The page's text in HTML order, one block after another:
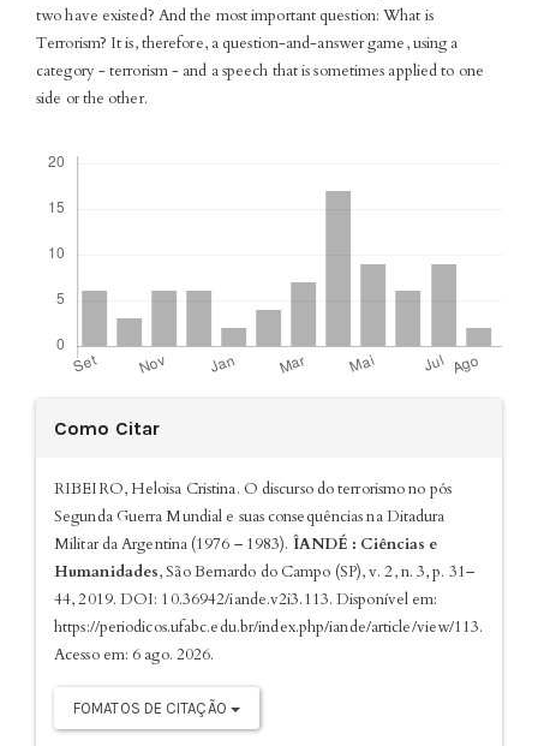
two have existed? And the most important question: What is
Terrorism? It is, therefore, a question-and-answer game, using a
category - terrorism - and a speech that is sometimes applied to one
side or the other.
Detalhes
do
artigo
Como Citar
RIBEIRO, Heloisa Cristina. O discurso do terrorismo no pós
Segunda Guerra Mundial e suas consequências na Ditadura
Militar da Argentina (1976 – 1983). ÎANDÉ : Ciências e
Humanidades, São Bernardo do Campo (SP), v. 2, n. 3, p. 31–
44, 2019. DOI: 10.36942/iande.v2i3.113. Disponível em:
https://periodicos.ufabc.edu.br/index.php/iande/article/view/113.
Acesso em: 6 ago. 2026.
FOMATOS DE CITAÇÃO